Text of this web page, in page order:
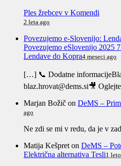
Ples žrebcev v Komendi
2 leta ago
Povezujemo e-Slovenijo:
Povezujemo eSlovenijo 2025
Lendave do Kopra4 meseci ago
[…] 📞 Dodatne
blaz.hrovat@dems.si🎥
Marjan Božič on DeMS –
ago
Ne zdi se mi v redu, da je v
Matija Kešpret on DeMS –
Električna alternativa Tesli1